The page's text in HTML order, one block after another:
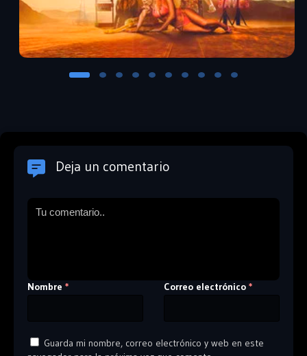
Deja un comentario
Nombre * Correo electrónico *
Guarda mi nombre, correo electrónico y web en este